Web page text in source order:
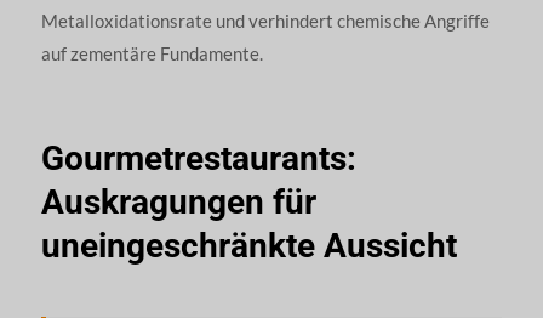
Metalloxidationsrate und verhindert chemische Angriffe
auf zementäre Fundamente.
Gourmetrestaurants:
Auskragungen für
uneingeschränkte Aussicht